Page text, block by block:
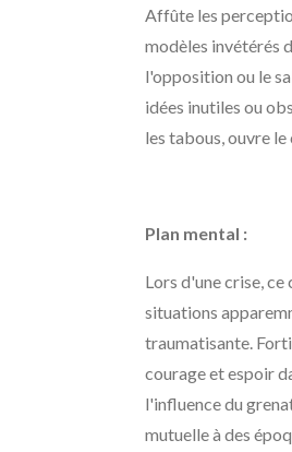
Affûte les
modèles invétérés
l'opposition ou le
idées inutiles ou
les tabous, ouvre
Plan mental :
Lors d'une crise,
situations
traumatisante.
courage et espoir
l'influence du
mutuelle à des